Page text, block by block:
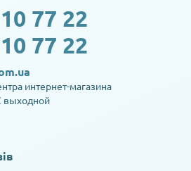
77 22
77 22
интернет-магазина
выходной